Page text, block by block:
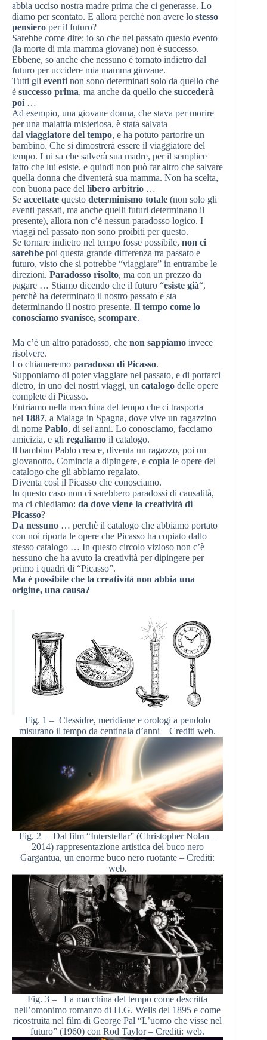
abbia ucciso nostra madre prima che ci generasse. Lo
diamo per scontato. E allora perchè non avere lo stesso
pensiero per il futuro?
Sarebbe come dire: io so che nel passato questo evento
(la morte di mia mamma giovane) non è successo.
Ebbene, so anche che nessuno è tornato indietro dal
futuro per uccidere mia mamma giovane.
Tutti gli eventi non sono determinati solo da quello che
è successo prima, ma anche da quello che succederà
poi …
Ad esempio, una giovane donna, che stava per morire
per una malattia misteriosa, è stata salvata
dal viaggiatore del tempo, e ha potuto partorire un
bambino. Che si dimostrerà essere il viaggiatore del
tempo. Lui sa che salverà sua madre, per il semplice
fatto che lui esiste, e quindi non può far altro che salvare
quella donna che diventerà sua mamma. Non ha scelta,
con buona pace del libero arbitrio …
Se accettate questo determinismo totale (non solo gli
eventi passati, ma anche quelli futuri determinano il
presente), allora non c’è nessun paradosso logico. I
viaggi nel passato non sono proibiti per questo.
Se tornare indietro nel tempo fosse possibile, non ci
sarebbe poi questa grande differenza tra passato e
futuro, visto che si potrebbe “viaggiare” in entrambe le
direzioni. Paradosso risolto, ma con un prezzo da
pagare … Stiamo dicendo che il futuro “esiste già“,
perchè ha determinato il nostro passato e sta
determinando il nostro presente. Il tempo come lo
conosciamo svanisce, scompare.
Ma c’è un altro paradosso, che non sappiamo invece
risolvere.
Lo chiameremo paradosso di Picasso.
Supponiamo di poter viaggiare nel passato, e di portarci
dietro, in uno dei nostri viaggi, un catalogo delle opere
complete di Picasso.
Entriamo nella macchina del tempo che ci trasporta
nel 1887, a Malaga in Spagna, dove vive un ragazzino
di nome Pablo, di sei anni. Lo conosciamo, facciamo
amicizia, e gli regaliamo il catalogo.
Il bambino Pablo cresce, diventa un ragazzo, poi un
giovanotto. Comincia a dipingere, e copia le opere del
catalogo che gli abbiamo regalato.
Diventa così il Picasso che conosciamo.
In questo caso non ci sarebbero paradossi di causalità,
ma ci chiediamo: da dove viene la creatività di
Picasso?
Da nessuno … perchè il catalogo che abbiamo portato
con noi riporta le opere che Picasso ha copiato dallo
stesso catalogo … In questo circolo vizioso non c’è
nessuno che ha avuto la creatività per dipingere per
primo i quadri di “Picasso”.
Ma è possibile che la creatività non abbia una
origine, una causa?
Fig. 1 – Clessidre, meridiane e orologi a pendolo
misurano il tempo da centinaia d’anni – Crediti web.
Fig. 2 – Dal film “Interstellar” (Christopher Nolan –
2014) rappresentazione artistica del buco nero
Gargantua, un enorme buco nero ruotante – Crediti:
web.
Fig. 3 – La macchina del tempo come descritta
nell’omonimo romanzo di H.G. Wells del 1895 e come
ricostruita nel film di George Pal “L’uomo che visse nel
futuro” (1960) con Rod Taylor – Crediti: web.